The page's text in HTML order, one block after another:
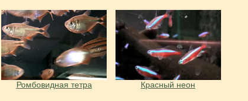
Ромбовидная тетра Красный неон